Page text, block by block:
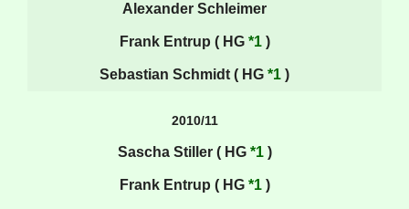
Alexander Schleimer
Frank Entrup ( HG *1)
Sebastian Schmidt ( HG*1 )
2010/11
Sascha Stiller ( HG *1)
Frank Entrup ( HG *1)